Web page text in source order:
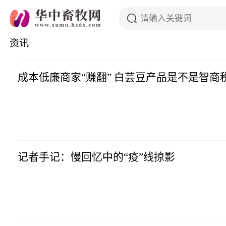
资讯
成本低廉商家“赚翻” 白芸豆产品是不是智商
记者手记：慢回忆中的“疫”线掠影